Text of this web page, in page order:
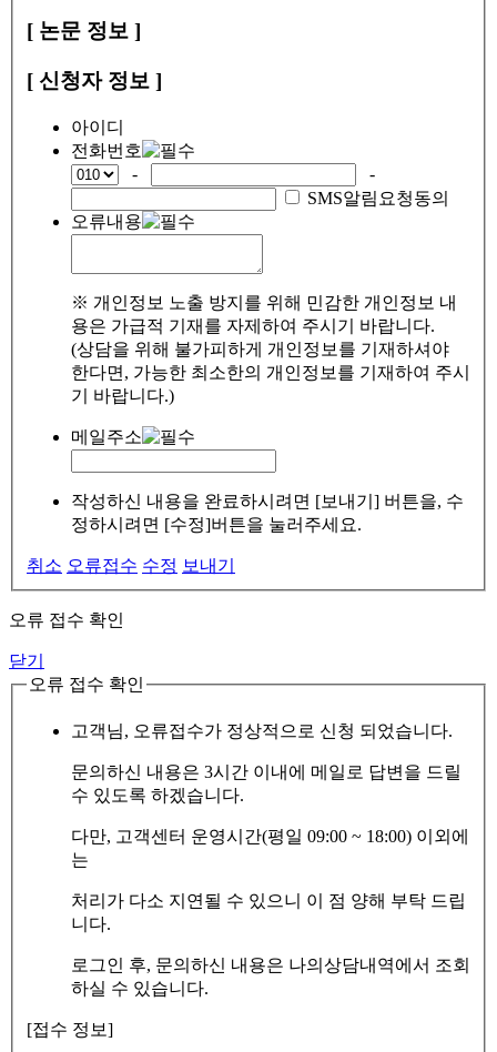
[ 논문 정보 ]
[ 신청자 정보 ]
아이디
전화번호
-
-
SMS알림요청동의
오류내용
※ 개인정보 노출 방지를 위해 민감한 개인정보 내
용은 가급적 기재를 자제하여 주시기 바랍니다.
(상담을 위해 불가피하게 개인정보를 기재하셔야
한다면, 가능한 최소한의 개인정보를 기재하여 주시
기 바랍니다.)
메일주소
작성하신 내용을 완료하시려면 [보내기] 버튼을, 수
정하시려면 [수정]버튼을 눌러주세요.
취소 오류접수 수정 보내기
오류 접수 확인
닫기
오류 접수 확인
고객님, 오류접수가 정상적으로 신청 되었습니다.
문의하신 내용은 3시간 이내에 메일로 답변을 드릴
수 있도록 하겠습니다.
다만, 고객센터 운영시간(평일 09:00 ~ 18:00) 이외에
는
처리가 다소 지연될 수 있으니 이 점 양해 부탁 드립
니다.
로그인 후, 문의하신 내용은 나의상담내역에서 조회
하실 수 있습니다.
[접수 정보]